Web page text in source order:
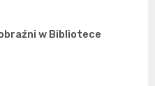
w Bibliotece